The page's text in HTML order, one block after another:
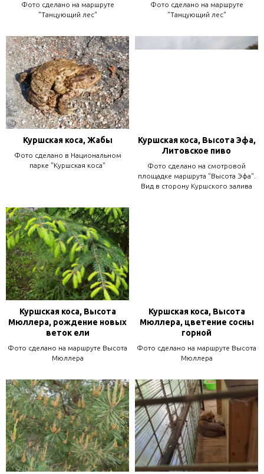
Фото сделано на маршруте
"Танцующий лес"
Фото сделано на маршруте
"Танцующий лес"
Куршская коса, Жабы
Фото сделано в Национальном
парке "Куршская коса"
Куршская коса, Высота Эфа,
Литовское пиво
Фото сделано на смотровой
площадке маршрута "Высота Эфа".
Вид в сторону Куршского залива
Куршская коса, Высота
Мюллера, рождение новых
веток ели
Фото сделано на маршруте Высота
Мюллера
Куршская коса, Высота
Мюллера, цветение сосны
горной
Фото сделано на маршруте Высота
Мюллера